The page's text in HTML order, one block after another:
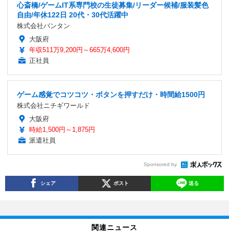
心斎橋/ゲームIT系専門校の生徒募集/リーダー候補/服装髪色
自由/年休122日 20代・30代活躍中
株式会社バンタン
大阪府
年収511万9,200円～665万4,600円
正社員
ゲーム感覚でコツコツ・ボタンを押すだけ・時間給1500円
株式会社ニチギワールド
大阪府
時給1,500円～1,875円
派遣社員
Sponsored by
シェア ポスト 送る
関連ニュース